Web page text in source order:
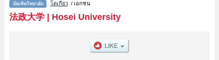
เช่นGraduate school of EconomicsหรือGraduate school of LawหรือGraduate
school of PoliticsหรือGrauate school of SociologyหรือGraduate school of
Business AdministrationหรือGraduate school of HumanitiesหรือGraduate
being StudiesหรือGraduate School of Computer and Information
SciencesหรือInstitute of International Japanese StudiesหรือLaw
โตเกียว/ เอกชน
法政大学| Hosei University